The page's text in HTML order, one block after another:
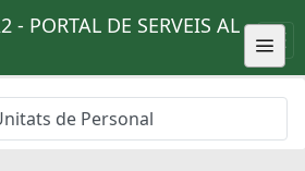
- PORTAL DE SERVEIS AL
de Personal